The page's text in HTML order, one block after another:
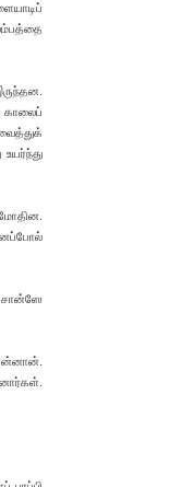
காலைப்
உயர்ந்து
சான்ஸே